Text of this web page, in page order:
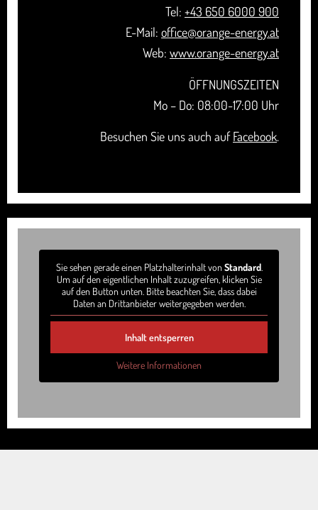
Tel: +43 650 6000 900
E-Mail: office@orange-energy.at
Web: www.orange-energy.at
ÖFFNUNGSZEITEN
Mo – Do: 08:00-17:00 Uhr
Besuchen Sie uns auch aufFacebook.
Sie sehen gerade einen Platzhalterinhalt vonStandard.
Um auf den eigentlichen Inhalt zuzugreifen, klicken Sie
auf den Button unten. Bitte beachten Sie, dass dabei
Daten an Drittanbieter weitergegeben werden.
Inhalt entsperren
Weitere Informationen